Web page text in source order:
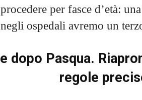
per fasce d’età:
ospedali avremo un
dopo Pasqua.
regole